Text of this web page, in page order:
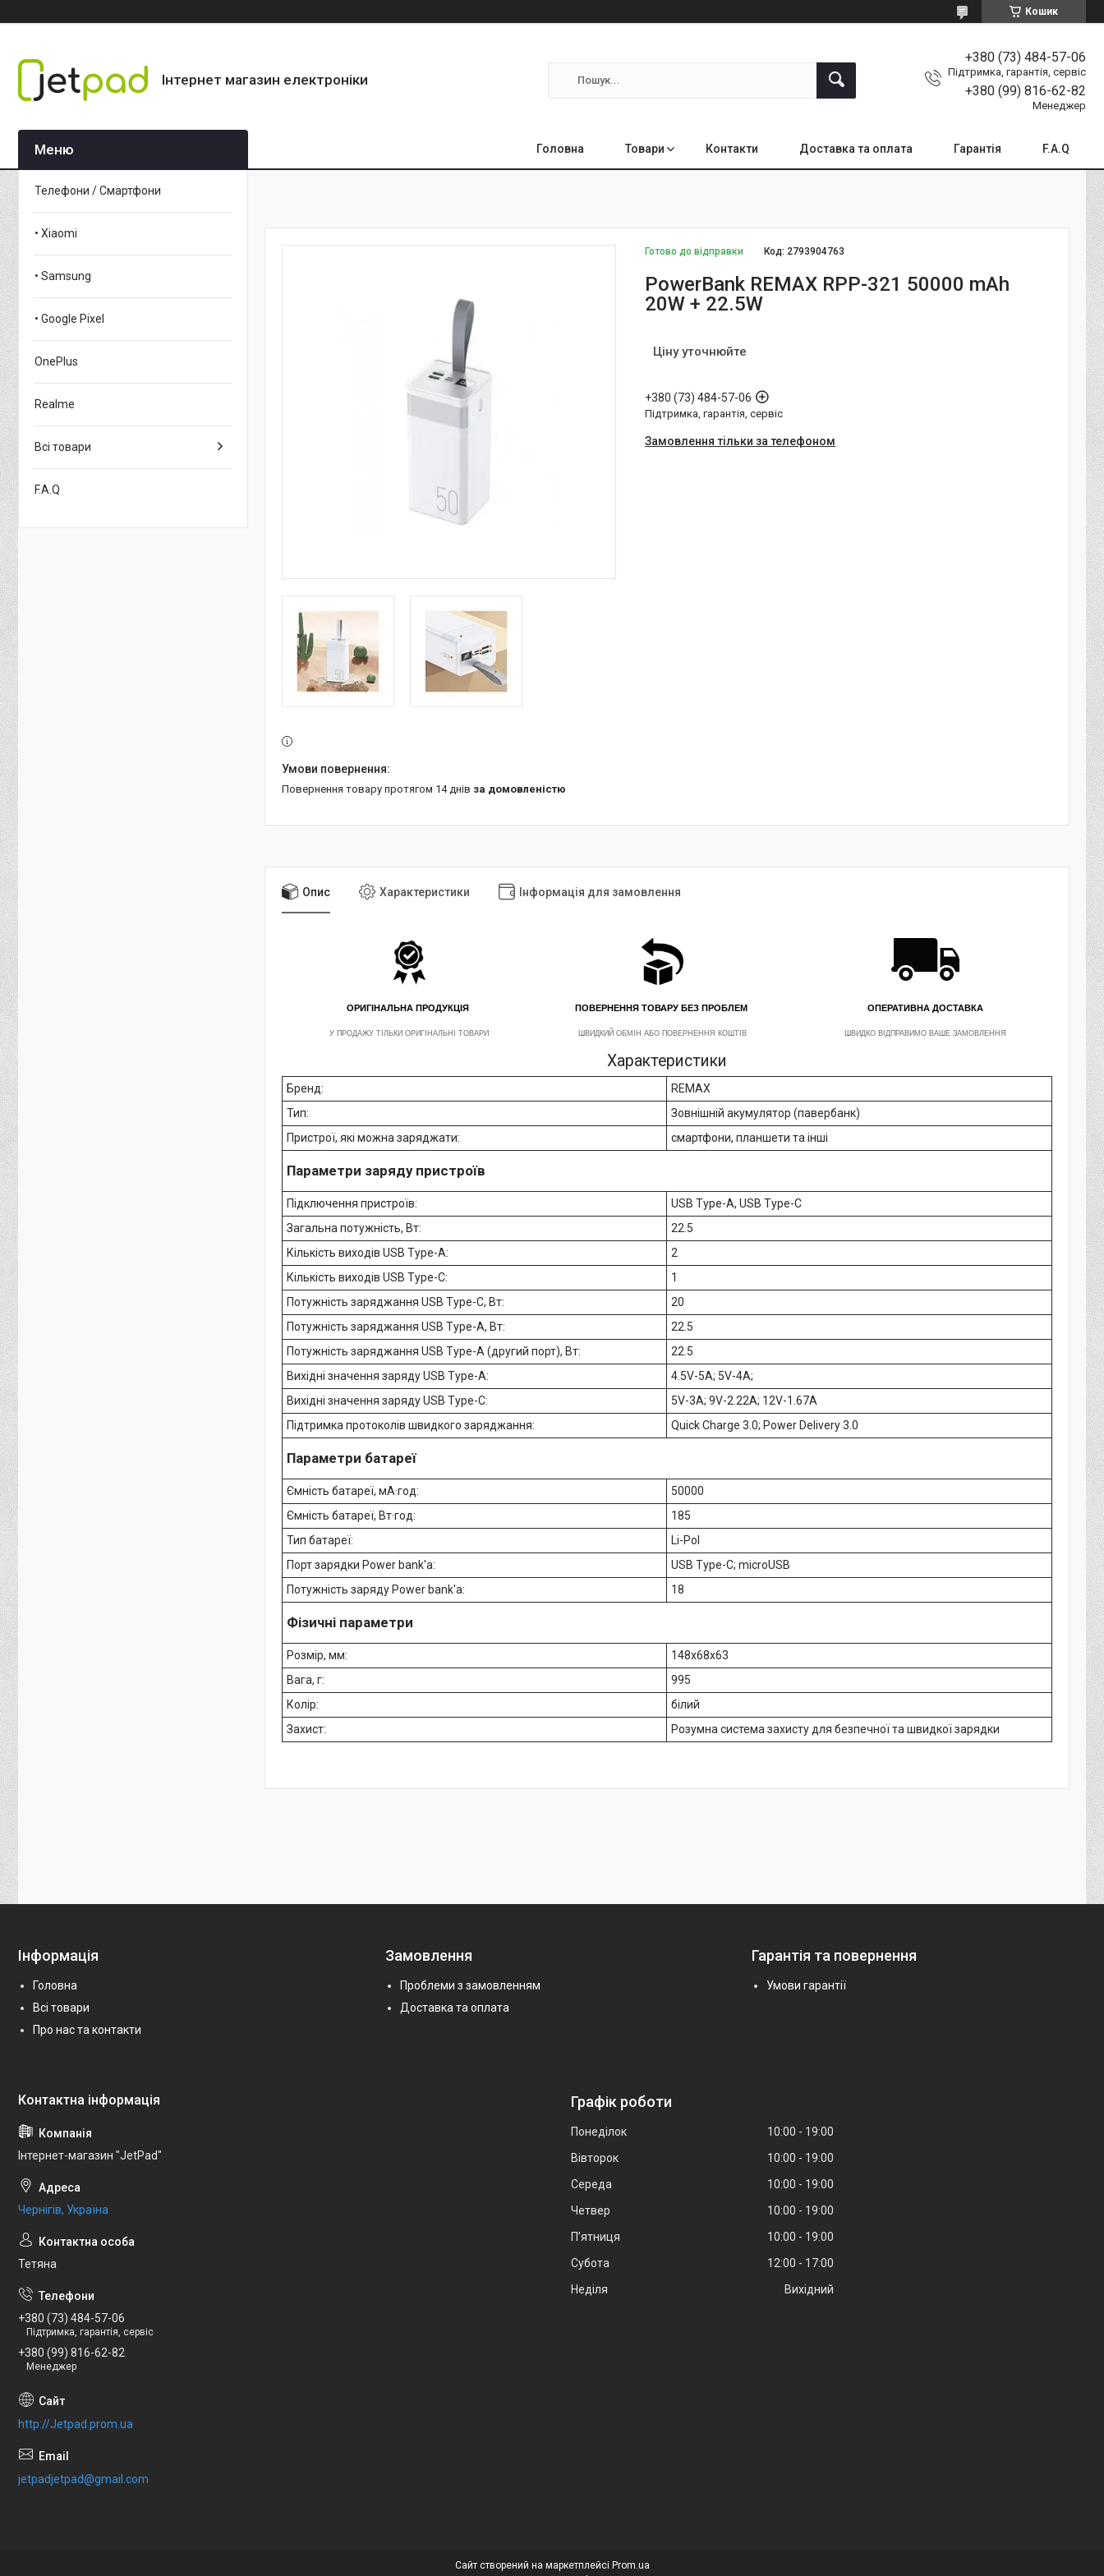
Кошик
Інтернет магазин електроніки
+380 (73) 484-57-06
Підтримка, гарантія, сервіс
+380 (99) 816-62-82
Менеджер
Головна Товари Контакти Доставка та оплата Гарантія F.A.Q
Готово до відправки Код: 2793904763
PowerBank REMAX RPP-321 50000 mAh
20W + 22.5W
Ціну уточнюйте
+380 (73) 484-57-06
Підтримка, гарантія, сервіс
Замовлення тільки за телефоном
повернення товару протягом 14 днів за домовленістю
Опис Характеристики Інформація для замовлення
ОРИГІНАЛЬНА ПРОДУКЦІЯ ПОВЕРНЕННЯ ТОВАРУ БЕЗ ПРОБЛЕМ ОПЕРАТИВНА ДОСТАВКА
У ПРОДАЖУ ТІЛЬКИ ОРИГІНАЛЬНІ ТОВАРИ ШВИДКИЙ ОБМІН АБО ПОВЕРНЕННЯ КОШТІВ ШВИДКО ВІДПРАВИМО ВАШЕ ЗАМОВЛЕННЯ
Характеристики
Бренд:
REMAX
Тип:
Зовнішній акумулятор (павербанк)
Пристрої, які можна заряджати:
смартфони, планшети та інші
Параметри заряду пристроїв
Підключення пристроїв:
USB Type-A, USB Type-C
Загальна потужність, Вт:
22.5
Кількість виходів USB Type-A:
2
Кількість виходів USB Type-C:
1
Потужність заряджання USB Type-C, Вт:
20
Потужність заряджання USB Type-A, Вт:
22.5
Потужність заряджання USB Type-A (другий порт), Вт:
22.5
Вихідні значення заряду USB Type-A:
4.5V-5A; 5V-4A;
Вихідні значення заряду USB Type-C:
5V-3A; 9V-2.22A; 12V-1.67A
Підтримка протоколів швидкого заряджання:
Quick Charge 3.0; Power Delivery 3.0
Параметри батареї
Ємність батареї, мА·год:
50000
Ємність батареї, Вт·год:
185
Тип батареї:
Li-Pol
Порт зарядки Power bank'a:
USB Type-C; microUSB
Потужність заряду Power bank'a:
18
Фізичні параметри
Розмір, мм:
148x68x63
Вага, г:
995
Колір:
білий
Захист:
Розумна система захисту для безпечної та швидкої зарядки
Телефони / Смартфони
• Xiaomi
• Samsung
• Google Pixel
OnePlus
Realme
Всі товари
F.A.Q
Інформація
Головна
Всі товари
Про нас та контакти
Замовлення
Проблеми з замовленням
Доставка та оплата
Гарантія та повернення
Умови гарантії
Інтернет-магазин "JetPad"
Чернігів, Україна
Тетяна
+380 (73) 484-57-06
Підтримка, гарантія, сервіс
+380 (99) 816-62-82
Менеджер
http://Jetpad.prom.ua
jetpadjetpad@gmail.com
Графік роботи
Понеділок 10:00
19:00
Вівторок
10:00
19:00
Середа
10:00
19:00
Четвер
10:00
19:00
Пʼятниця
10:00
19:00
Субота
12:00
17:00
Неділя
Вихідний
Сайт створений на маркетплейсі Prom.ua